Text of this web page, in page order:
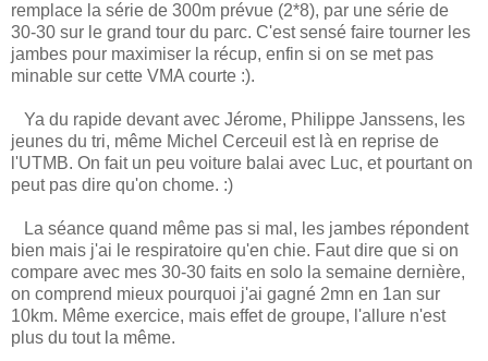
remplace la série de 300m prévue (2*8), par une série de
30-30 sur le grand tour du parc. C'est sensé faire tourner les
jambes pour maximiser la récup, enfin si on se met pas
minable sur cette VMA courte :).
Ya du rapide devant avec Jérome, Philippe Janssens, les
jeunes du tri, même Michel Cerceuil est là en reprise de
l'UTMB. On fait un peu voiture balai avec Luc, et pourtant on
peut pas dire qu'on chome. :)
La séance quand même pas si mal, les jambes répondent
bien mais j'ai le respiratoire qu'en chie. Faut dire que si on
compare avec mes 30-30 faits en solo la semaine dernière,
on comprend mieux pourquoi j'ai gagné 2mn en 1an sur
10km. Même exercice, mais effet de groupe, l'allure n'est
plus du tout la même.